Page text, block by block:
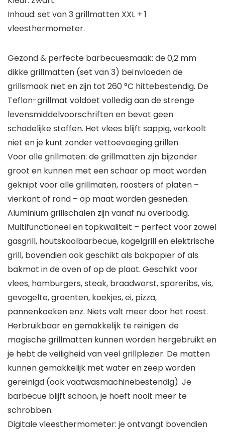
Inhoud: set van 3 grillmatten XXL + 1
vleesthermometer.
Gezond & perfecte barbecuesmaak: de 0,2 mm
dikke grillmatten (set van 3) beïnvloeden de
grillsmaak niet en zijn tot 260 °C hittebestendig. De
Teflon-grillmat voldoet volledig aan de strenge
levensmiddelvoorschriften en bevat geen
schadelijke stoffen. Het vlees blijft sappig, verkoolt
niet en je kunt zonder vettoevoeging grillen.
Voor alle grillmaten: de grillmatten zijn bijzonder
groot en kunnen met een schaar op maat worden
geknipt voor alle grillmaten, roosters of platen –
vierkant of rond – op maat worden gesneden.
Aluminium grillschalen zijn vanaf nu overbodig.
Multifunctioneel en topkwaliteit – perfect voor zowel
gasgrill, houtskoolbarbecue, kogelgrill en elektrische
grill, bovendien ook geschikt als bakpapier of als
bakmat in de oven of op de plaat. Geschikt voor
vlees, hamburgers, steak, braadworst, spareribs, vis,
gevogelte, groenten, koekjes, ei, pizza,
pannenkoeken enz. Niets valt meer door het roest.
Herbruikbaar en gemakkelijk te reinigen: de
magische grillmatten kunnen worden hergebruikt en
je hebt de veiligheid van veel grillplezier. De matten
kunnen gemakkelijk met water en zeep worden
gereinigd (ook vaatwasmachinebestendig). Je
barbecue blijft schoon, je hoeft nooit meer te
schrobben.
Digitale vleesthermometer: je ontvangt bovendien